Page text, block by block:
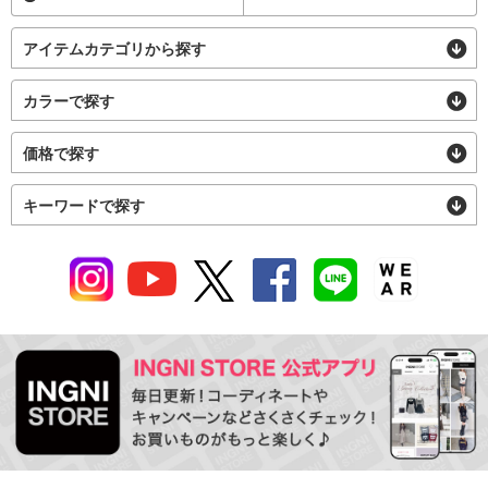
アイテムカテゴリから探す
カラーで探す
価格で探す
キーワードで探す